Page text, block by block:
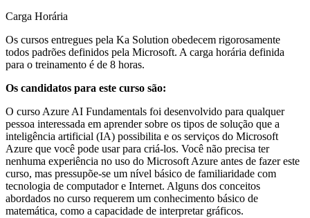
Carga Horária
Os cursos entregues pela Ka Solution obedecem rigorosamente
todos padrões definidos pela Microsoft. A carga horária definida
para o treinamento é de 8 horas.
Os candidatos para este curso são:
O curso Azure AI Fundamentals foi desenvolvido para qualquer
pessoa interessada em aprender sobre os tipos de solução que a
inteligência artificial (IA) possibilita e os serviços do Microsoft
Azure que você pode usar para criá-los. Você não precisa ter
nenhuma experiência no uso do Microsoft Azure antes de fazer este
curso, mas pressupõe-se um nível básico de familiaridade com
tecnologia de computador e Internet. Alguns dos conceitos
abordados no curso requerem um conhecimento básico de
matemática, como a capacidade de interpretar gráficos.